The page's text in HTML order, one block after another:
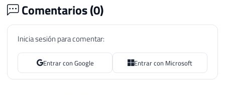
Comentarios (0)
Inicia sesión para comentar:
Entrar con Google Entrar con Microsoft